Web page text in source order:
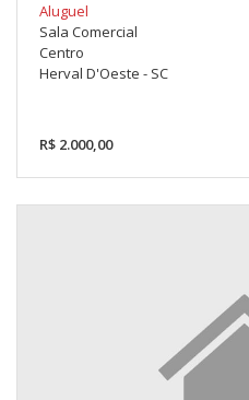
Aluguel
Sala Comercial
Centro
Herval D'Oeste - SC
R$ 2.000,00